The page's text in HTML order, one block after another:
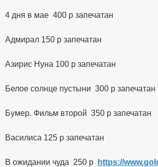
4 дня в мае 400 р запечатан
Адмирал 150 р запечатан
Азирис Нуна 100 р запечатан
Белое солнце пустыни 300 р запечатан
Бумер. Фильм второй 350 р запечатан
Василиса 125 р запечатан
В ожидании чуда 250 р https://